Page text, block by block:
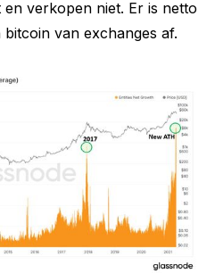
verkopen niet. Er is netto
van exchanges af.